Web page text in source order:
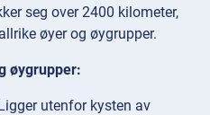
seg over 2400 kilometer,
øyer og øygrupper.
øygrupper:
utenfor kysten av